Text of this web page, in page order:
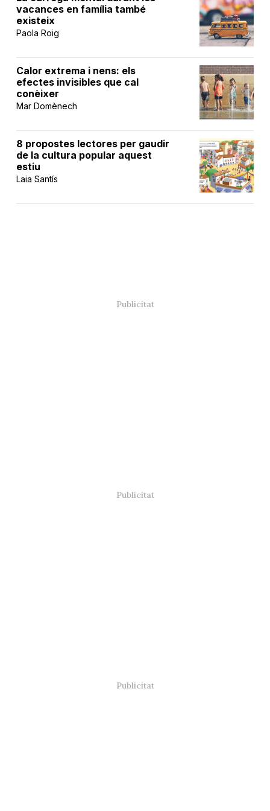
vacances en família també
existeix
Paola Roig
Calor extrema i nens: els
efectes invisibles que cal
conèixer
Mar Domènech
8 propostes lectores per gaudir
de la cultura popular aquest
estiu
Laia Santís